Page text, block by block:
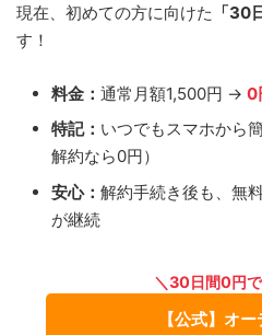
現在、初めての方に向けた 「30
す！
料金： 通常月額1,500円 → 0
特記： いつでもスマホから
解約なら0円）
安心： 解約手続き後も、無
が継続
＼30日間0円
【公式】オ